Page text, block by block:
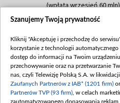
(wpłata wrzesień 60 mln)
Dofinansowanie 635 783
(wpłata wrzesień 100
mln, listopad 265 mln)
Dofinansowanie 48 862
Data podpisania umowy:
(wpłata grudzień 60,548
Szanujemy Twoją prywatność
Kliknij "Akceptuję i przechodzę do
korzystanie z technologii automatycznego
dostęp do informacji na Twoim
przechowywanie oraz na przetwarzanie
nas, czyli Telewizję Polską S.A. w likwidacji
Zaufanych Partnerów z IAB* (1201 firm)
Partnerów TVP (93 firm) , w celach
zautomatyzowanego dopasowania